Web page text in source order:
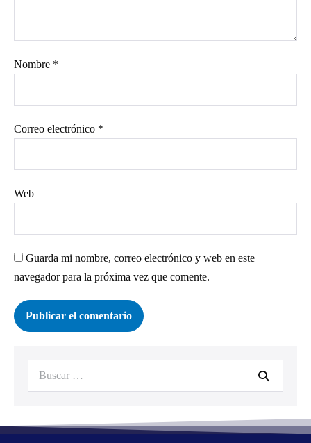
Nombre *
Correo electrónico *
Web
Guarda mi nombre, correo electrónico y web en este
navegador para la próxima vez que comente.